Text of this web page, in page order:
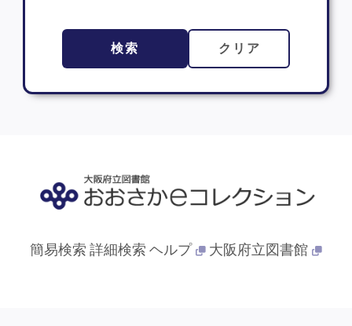
検索 クリア
簡易検索 詳細検索 ヘルプ 大阪府立図書館